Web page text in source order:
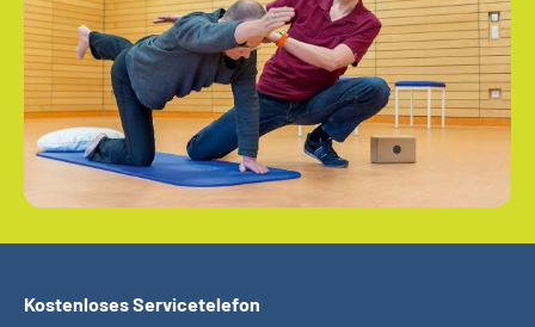
Kostenloses Servicetelefon